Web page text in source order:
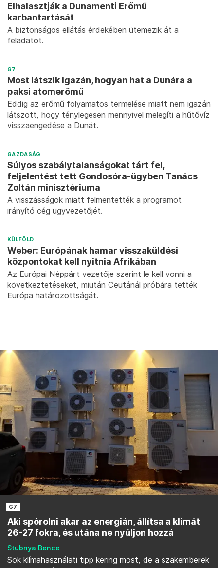
Elhalasztják a Dunamenti Erőmű
karbantartását
A biztonságos ellátás érdekében ütemezik át a
feladatot.
G7
Most látszik igazán, hogyan hat a Dunára a
paksi atomerőmű
Eddig az erőmű folyamatos termelése miatt nem igazán
látszott, hogy ténylegesen mennyivel melegíti a hűtővíz
visszaengedése a Dunát.
GAZDASÁG
Súlyos szabálytalanságokat tárt fel,
feljelentést tett Gondosóra-ügyben Tanács
Zoltán minisztériuma
A visszásságok miatt felmentették a programot
irányító cég ügyvezetőjét.
KÜLFÖLD
Weber: Európának hamar visszaküldési
központokat kell nyitnia Afrikában
Az Európai Néppárt vezetője szerint le kell vonni a
következtetéseket, miután Ceutánál próbára tették
Európa határozottságát.
G7
Aki spórolni akar az energián, állítsa a klímát
26-27 fokra, és utána ne nyúljon hozzá
Stubnya Bence
Sok klímahasználati tipp kering most, de a szakemberek